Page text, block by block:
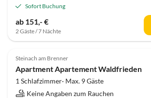
Sofort Buchung
ab 151,- €
2 Gäste / 7 Nächte
Steinach am Brenner
Apartment Apartement Waldfrieden
1 Schlafzimmer· Max. 9 Gäste
Keine Angaben zum Rauchen